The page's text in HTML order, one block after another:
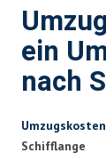
ein
nach
Umzugskosten
Schifflange